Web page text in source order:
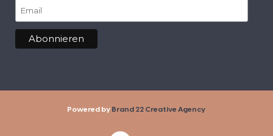
Powered by Brand 22 Creative Agency